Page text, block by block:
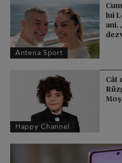
Antena Sport
lui
ani.
Happy Channel
Cât